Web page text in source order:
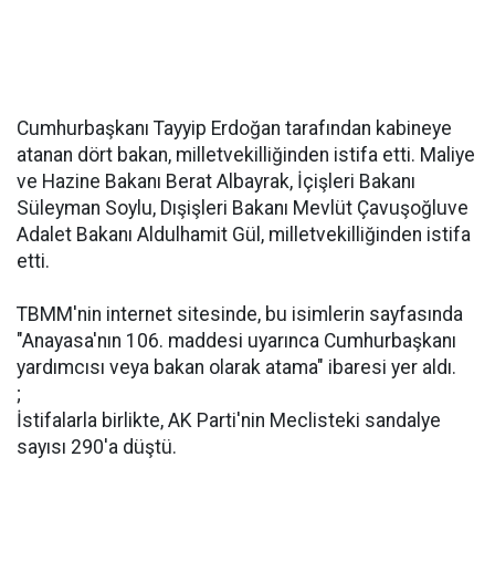
Cumhurbaşkanı Tayyip Erdoğan tarafından kabineye
atanan dört bakan, milletvekilliğinden istifa etti. Maliye
ve Hazine Bakanı Berat Albayrak, İçişleri Bakanı
Süleyman Soylu, Dışişleri Bakanı Mevlüt Çavuşoğluve
Adalet Bakanı Aldulhamit Gül, milletvekilliğinden istifa
etti.
TBMM'nin internet sitesinde, bu isimlerin sayfasında
"Anayasa'nın 106. maddesi uyarınca Cumhurbaşkanı
yardımcısı veya bakan olarak atama" ibaresi yer aldı.
;
İstifalarla birlikte, AK Parti'nin Meclisteki sandalye
sayısı 290'a düştü.